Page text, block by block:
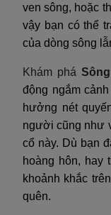
ven sông, hoặc
vậy bạn có thể
của dòng sông
Khám phá
động ngắm
hưởng nét
người cũng như
cổ này. Dù bạn
hoàng hôn, hay
khoảnh khắc
quên.